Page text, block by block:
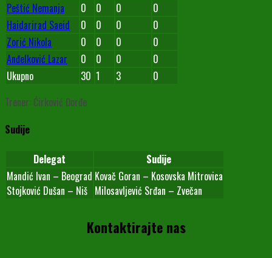
Peštić Nemanja
0 0 0
0
Haidarirad Saeid
0 0 0
0
Zorić Nikola
0 0 0
0
Anđelković Lazar
0 0 0
0
Ukupno
30 1 3
0
Trener: Ćirković Đorđe
Sudije
Delegat
Sudije
Mandić Ivan – Beograd
Stojković Dušan – Niš
Kovač Goran – Kosovska Mitrovica
Milosavljević Srđan – Zvečan
Kontaktirajte nas